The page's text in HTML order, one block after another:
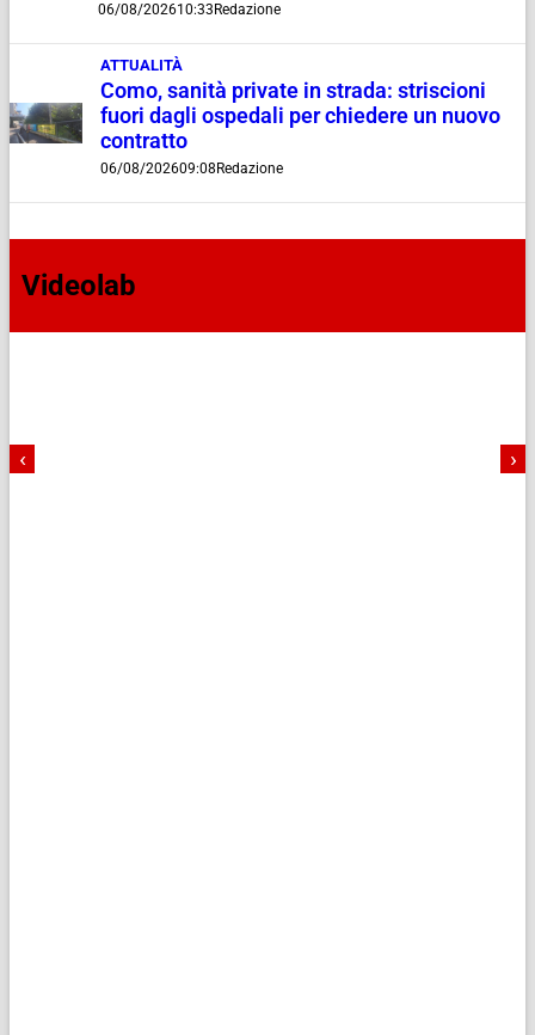
06/08/202610:33 Redazione
ATTUALITÀ
Como, sanità private in strada: striscioni
fuori dagli ospedali per chiedere un nuovo
contratto
06/08/202609:08 Redazione
Videolab
‹ ›